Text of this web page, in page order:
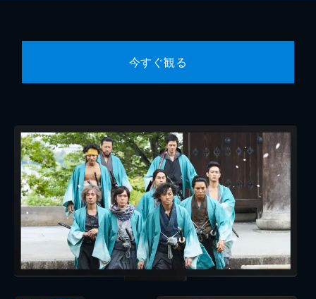
今すぐ観る